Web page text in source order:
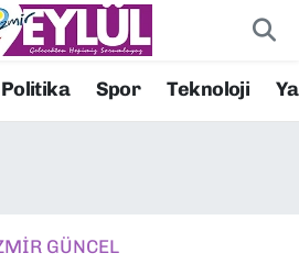
Politika Spor Teknoloji
GÜNCEL
Durumu ve Fikstür